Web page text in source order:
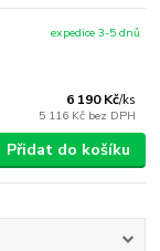
6 190 Kč/ks
5 116 Kč bez DPH
expedice 3-5 dnů
Přidat do košíku